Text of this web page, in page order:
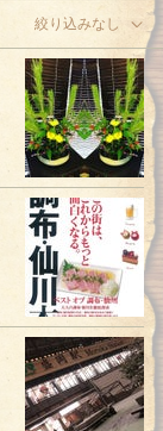
絞り込みなし